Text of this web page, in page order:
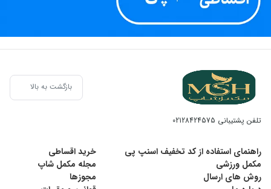
بازگشت به بالا
تلفن پشتیبانی 02128424575
راهنمای استفاده از کد تخفیف اسنپ پی
خرید اقساطی
مکمل ورزشی
مجله مکمل شاپ
روش های ارسال
مجوزها